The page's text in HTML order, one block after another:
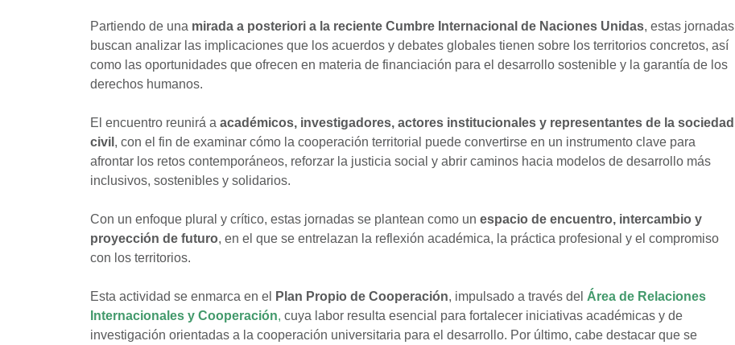
Partiendo de una mirada a posteriori a la reciente Cumbre Internacional de Naciones Unidas, estas jornadas
buscan analizar las implicaciones que los acuerdos y debates globales tienen sobre los territorios concretos, así
como las oportunidades que ofrecen en materia de financiación para el desarrollo sostenible y la garantía de los
derechos humanos.
El encuentro reunirá a académicos, investigadores, actores institucionales y representantes de la sociedad
civil , con el fin de examinar cómo la cooperación territorial puede convertirse en un instrumento clave para
afrontar los retos contemporáneos, reforzar la justicia social y abrir caminos hacia modelos de desarrollo más
inclusivos, sostenibles y solidarios.
Con un enfoque plural y crítico, estas jornadas se plantean como un espacio de encuentro, intercambio y
proyección de futuro, en el que se entrelazan la reflexión académica, la práctica profesional y el compromiso
con los territorios.
Esta actividad se enmarca en el Plan Propio de Cooperación, impulsado a través del Área de Relaciones
Internacionales y Cooperación, cuya labor resulta esencial para fortalecer iniciativas académicas y de
investigación orientadas a la cooperación universitaria para el desarrollo. Por último, cabe destacar que se